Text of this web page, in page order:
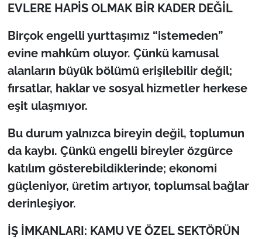
EVLERE HAPİS OLMAK BİR KADER DEĞİL
Birçok engelli yurttaşımız “istemeden”
evine mahkûm oluyor. Çünkü kamusal
alanların büyük bölümü erişilebilir değil;
fırsatlar, haklar ve sosyal hizmetler herkese
eşit ulaşmıyor.
Bu durum yalnızca bireyin değil, toplumun
da kaybı. Çünkü engelli bireyler özgürce
katılım gösterebildiklerinde; ekonomi
güçleniyor, üretim artıyor, toplumsal bağlar
derinleşiyor.
İŞ İMKANLARI: KAMU VE ÖZEL SEKTÖRÜN